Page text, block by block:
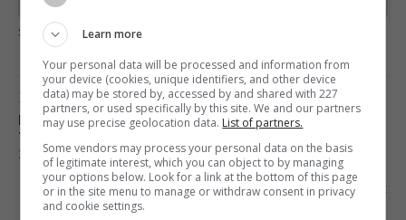
загрузка...
Попередня стаття
БОРОДЯНСЬКИЙ ПРО ФІНАНСУВАННЯ СЕРІАЛІВ,
ТЕЛЕКАНАЛ ДЛЯ ОКУПОВАНИХ ТЕРИТОРІЙ І
ЗАБОРОНУ КОМУНАЛЬНИХ ЗМІ
Наступна стаття
“СУСПІЛЬНЕ” ЗАПУСТИЛО НОВИННИЙ САЙТ
Learn more
Your personal data will be processed and information from
your device (cookies, unique identifiers, and other device
data) may be stored by, accessed by and shared with 227
partners, or used specifically by this site. We and our partners
may use precise geolocation data. List of partners.
Some vendors may process your personal data on the basis
of legitimate interest, which you can object to by managing
your options below. Look for a link at the bottom of this page
or in the site menu to manage or withdraw consent in privacy
and cookie settings.